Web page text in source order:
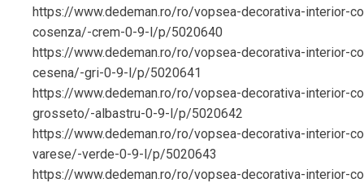
https://www.dedeman.ro/ro/vopsea-decorativa-interior-
cosenza/-crem-0-9-l/p/5020640
https://www.dedeman.ro/ro/vopsea-decorativa-interior-
cesena/-gri-0-9-l/p/5020641
https://www.dedeman.ro/ro/vopsea-decorativa-interior-
grosseto/-albastru-0-9-l/p/5020642
https://www.dedeman.ro/ro/vopsea-decorativa-interior-
varese/-verde-0-9-l/p/5020643
https://www.dedeman.ro/ro/vopsea-decorativa-interior-